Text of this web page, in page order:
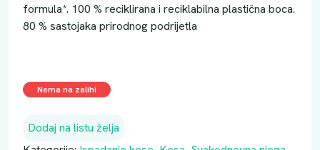
formula*. 100 % reciklirana i reciklabilna plastična boca.
80 % sastojaka prirodnog podrijetla
Nema na zalihi
Dodaj na listu želja